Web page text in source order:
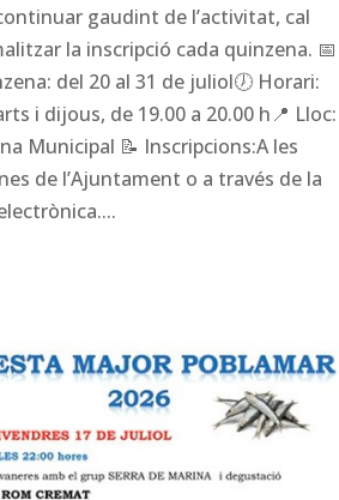
gaudint de l’activitat, cal
la inscripció cada quinzena. 📅
del 20 al 31 de juliol🕖 Horari:
i dijous, de 19.00 a 20.00 h📍 Lloc:
Municipal 📝 Inscripcions:A les
de l’Ajuntament o a través de la